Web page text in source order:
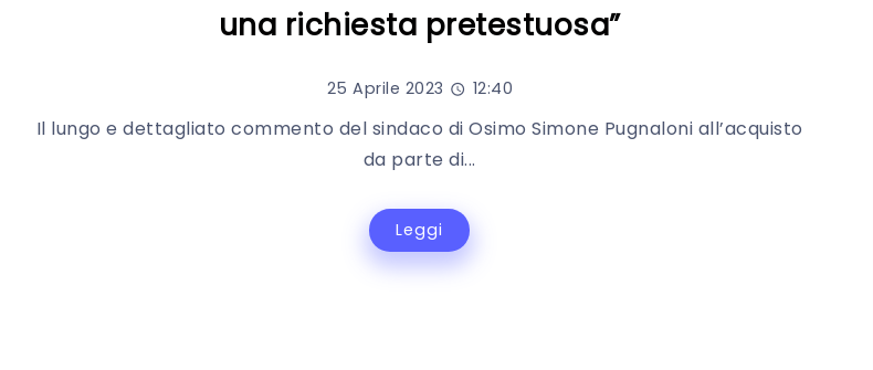
una richiesta pretestuosa”
25 Aprile 2023 12:40
Il lungo e dettagliato commento del sindaco di Osimo Simone Pugnaloni all’acquisto
da parte di...
Leggi